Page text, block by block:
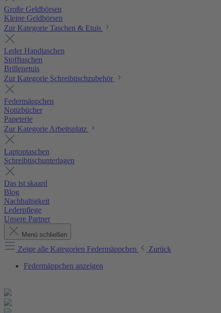
Große Geldbörsen
Kleine Geldbörsen
Zur Kategorie Taschen & Etuis
Leder Handtaschen
Stofftaschen
Brillenetuis
Zur Kategorie Schreibtischzubehör
Federmäppchen
Notizbücher
Papeterie
Zur Kategorie Arbeitsplatz
Laptoptaschen
Schreibtischunterlagen
Das ist skaard
Blog
Nachhaltigkeit
Lederpflege
Unsere Partner
Menü schließen
Zeige alle Kategorien Federmäppchen
Zurück
Federmäppchen anzeigen